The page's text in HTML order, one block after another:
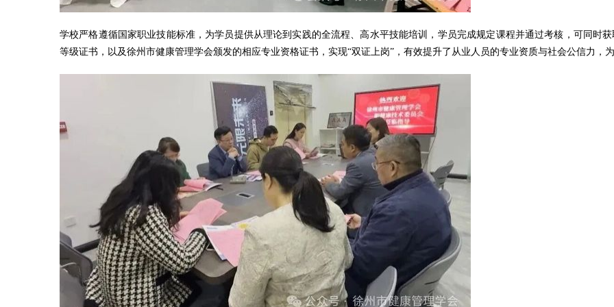
学校严格遵循国家职业技能标准，为学员提供从理论到实践的全流程、高水平技能培训，学员完成规定课程并通过考核，可同时
等级证书，以及徐州市健康管理学会颁发的相应专业资格证书，实现“双证上岗”，有效提升了从业人员的专业资质与社会公信力，